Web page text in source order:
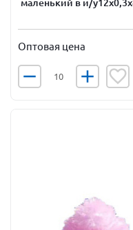
маленький в и/
Оптовая цена